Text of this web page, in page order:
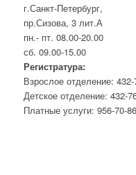
г.Санкт-Петербург,
пр.Сизова, 3 лит.А
пн.- пт. 08.00-20.00
сб. 09.00-15.00
Регистратура:
Взрослое отделение: 432-
Детское отделение: 432-
Платные услуги: 956-70-86